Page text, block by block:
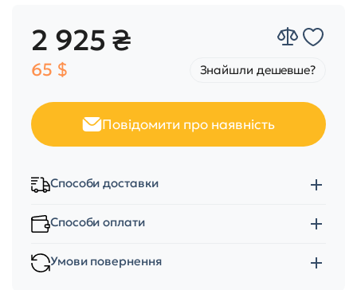
2 925 ₴
65 $ Знайшли дешевше?
Повідомити про наявність
Способи доставки
Способи оплати
Умови повернення